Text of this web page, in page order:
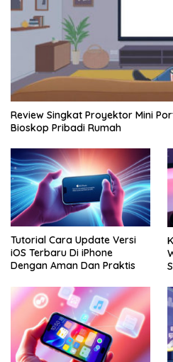
Review Singkat Proyektor Mini
Bioskop Pribadi Rumah
Tutorial Cara Update Versi
iOS Terbaru Di iPhone
Dengan Aman Dan Praktis